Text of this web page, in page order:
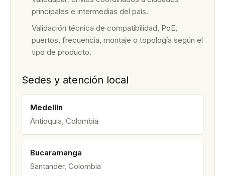
principales e intermedias del país.
Validación técnica de compatibilidad, PoE,
puertos, frecuencia, montaje o topología según el
tipo de producto.
Sedes y atención local
Medellín
Antioquia, Colombia
Bucaramanga
Santander, Colombia